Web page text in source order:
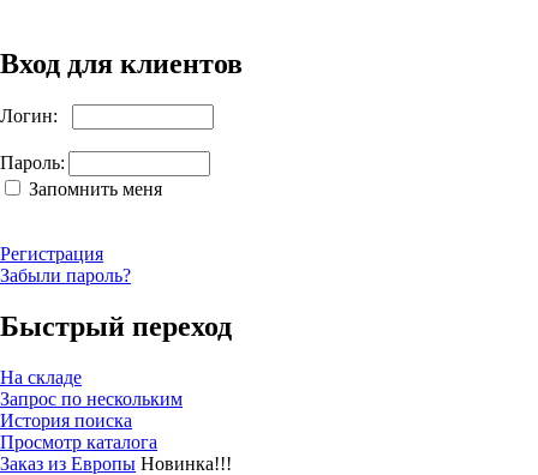
Вход для клиентов
Логин:
Пароль:
Запомнить меня
Регистрация
Забыли пароль?
Быстрый переход
На складе
Запрос по нескольким
История поиска
Просмотр каталога
Заказ из Европы Новинка!!!